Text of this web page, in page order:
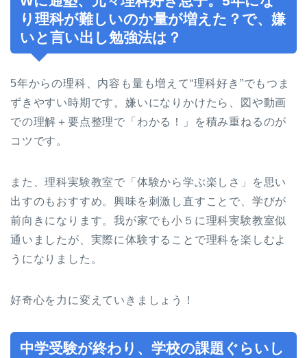
り理科が難しいのか量が増えた？で、嫌
いと言い出し勉強法は？
5年からの理科、内容も量も増えて“理科好き”でもつま
ずきやすい時期です。嫌いになりかけたら、図や動画
での理解＋要点整理で「わかる！」を積み重ねるのが
コツです。
また、理科実験教室で「体験から学ぶ楽しさ」を思い
出すのもおすすめ。興味を刺激し直すことで、学びが
前向きになります。我が家でも小５に理科実験教室似
通いましたが、実際に体験することで理科を楽しむよ
うになりました。
好奇心を力に変えていきましょう！
中学受験が終わり、学校の課題ぐらいし